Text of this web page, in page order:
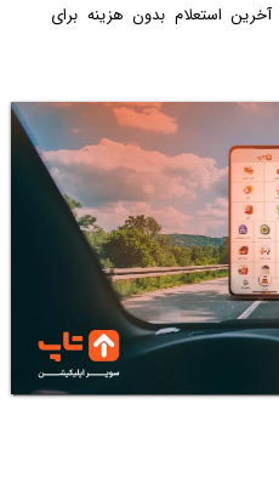
استعلام بدون هزینه برای